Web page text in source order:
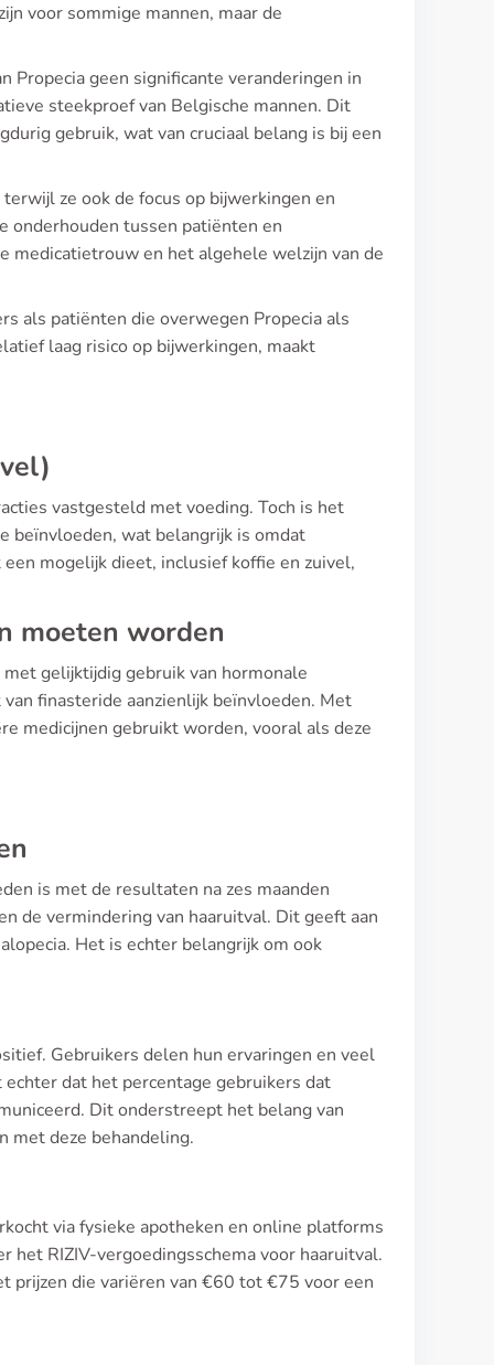
voor sommige mannen, maar de
Propecia geen significante veranderingen in
steekproef van Belgische mannen. Dit
gebruik, wat van cruciaal belang is bij een
ze ook de focus op bijwerkingen en
onderhouden tussen patiënten en
medicatietrouw en het algehele welzijn van de
als patiënten die overwegen Propecia als
laag risico op bijwerkingen, maakt
vastgesteld met voeding. Toch is het
beïnvloeden, wat belangrijk is omdat
mogelijk dieet, inclusief koffie en zuivel,
moeten worden
gelijktijdig gebruik van hormonale
finasteride aanzienlijk beïnvloeden. Met
medicijnen gebruikt worden, vooral als deze
is met de resultaten na zes maanden
de vermindering van haaruitval. Dit geeft aan
Het is echter belangrijk om ook
Gebruikers delen hun ervaringen en veel
dat het percentage gebruikers dat
Dit onderstreept het belang van
met deze behandeling.
via fysieke apotheken en online platforms
het RIZIV-vergoedingsschema voor haaruitval.
prijzen die variëren van €60 tot €75 voor een